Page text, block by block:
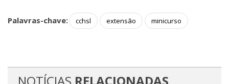
Palavras-chave: cchsl extensão minicurso